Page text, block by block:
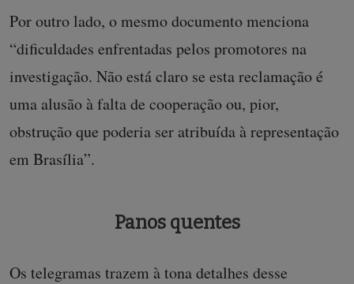
Por outro lado, o mesmo documento menciona
“dificuldades enfrentadas pelos promotores na
investigação. Não está claro se esta reclamação é
uma alusão à falta de cooperação ou, pior,
obstrução que poderia ser atribuída à representação
em Brasília”.
Panos quentes
Os telegramas trazem à tona detalhes desse